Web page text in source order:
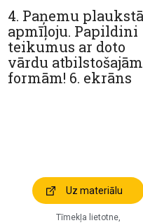
4. Paņemu
apmīļoju. Papildini
teikumus ar doto
vārdu atbilstošajām
formām! 6. ekrāns
Uz materiālu
Tīmekļa lietotne,